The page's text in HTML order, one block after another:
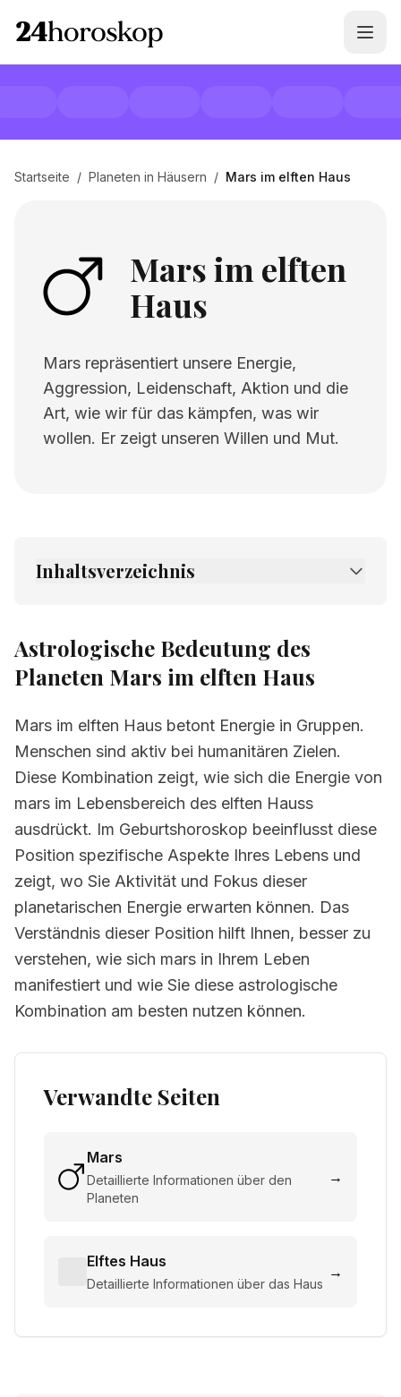
Startseite / Planeten in Häusern / Mars im elften Haus
Mars im elften
Haus
Mars repräsentiert unsere Energie,
Aggression, Leidenschaft, Aktion und die
Art, wie wir für das kämpfen, was wir
wollen. Er zeigt unseren Willen und Mut.
Inhaltsverzeichnis
2. Verwandte Seiten
Astrologische Bedeutung des
Planeten Mars im elften Haus
Mars im elften Haus betont Energie in Gruppen.
Menschen sind aktiv bei humanitären Zielen.
Diese Kombination zeigt, wie sich die Energie von
mars im Lebensbereich des elften Hauss
ausdrückt. Im Geburtshoroskop beeinflusst diese
Position spezifische Aspekte Ihres Lebens und
zeigt, wo Sie Aktivität und Fokus dieser
planetarischen Energie erwarten können. Das
Verständnis dieser Position hilft Ihnen, besser zu
verstehen, wie sich mars in Ihrem Leben
manifestiert und wie Sie diese astrologische
Kombination am besten nutzen können.
Verwandte Seiten
Mars
Detaillierte Informationen über den
Planeten
→
Elftes Haus
Detaillierte Informationen über das Haus
→